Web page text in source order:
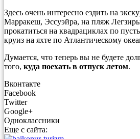
Здесь очень интересно ездить на
Марракеш, Эссуэйра, на пляж
прокатиться на квадрациклах по
круиз на яхте по Атлантическому
Думается, что теперь вы не будете
того, куда поехать в отпуск летом.
Вконтакте
Facebook
Twitter
Google+
Одноклассники
Еще с сайта: